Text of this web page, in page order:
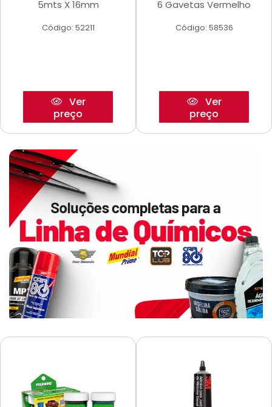
5mts X 16mm
Código: 52211
Ver
preço
6 Gavetas Vermelho
Código: 58536
Ver
preço